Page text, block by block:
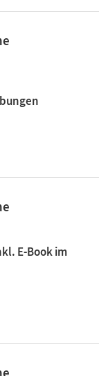
E-Book im